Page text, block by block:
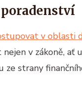
v oblasti
v zákoně, ať
ze strany